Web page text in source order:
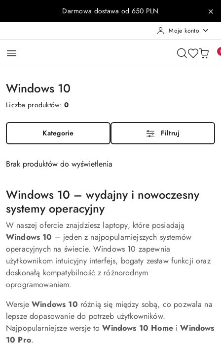
Przejdź do treści głównej
Przejdź do wyszukiwarki
Przejdź do moje konto
Przejdź do menu głównego
Przejdź do stopkiDarmowa dostawa od 650 PLN
Moje konto
Windows 10
Liczba produktów:0
Kategorie Filtruj
Brak produktów do wyświetlenia
Windows 10 – wydajny i nowoczesny
systemy operacyjny
W naszej ofercie znajdziesz laptopy, które posiadają
Windows 10 – jeden z najpopularniejszych systemów
operacyjnych na świecie. Windows 10 zapewnia
użytkownikom intuicyjny interfejs, bogaty zestaw funkcji oraz
doskonałą kompatybilność z różnorodnym
oprogramowaniem.
WersjeWindows 10 różnią się między sobą, co pozwala na
lepsze dopasowanie do potrzeb użytkowników.
Najpopularniejsze wersje toWindows 10 HomeiWindows
10 Pro.